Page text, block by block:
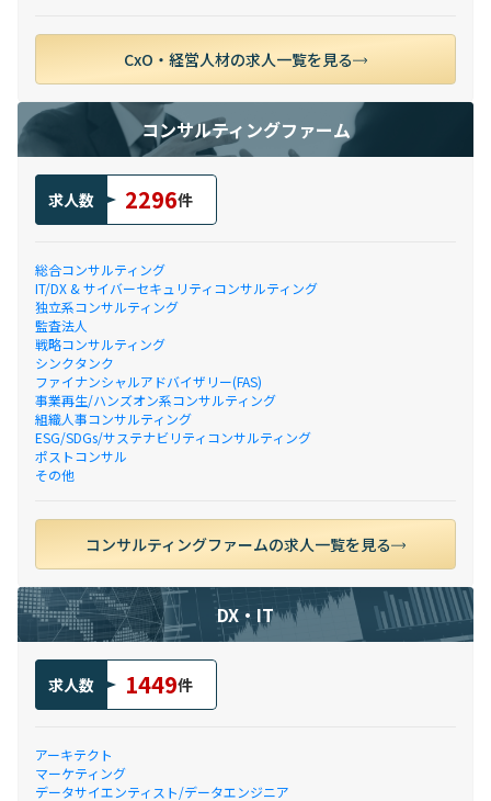
CxO・経営人材の求人一覧を見る
コンサルティングファーム
求人数 2296件
総合コンサルティング
IT/DX & サイバーセキュリティコンサルティング
独立系コンサルティング
監査法人
戦略コンサルティング
シンクタンク
ファイナンシャルアドバイザリー(FAS)
事業再生/ハンズオン系コンサルティング
組織人事コンサルティング
ESG/SDGs/サステナビリティコンサルティング
ポストコンサル
その他
コンサルティングファームの求人一覧を見る
DX・IT
求人数 1449件
アーキテクト
マーケティング
データサイエンティスト/データエンジニア